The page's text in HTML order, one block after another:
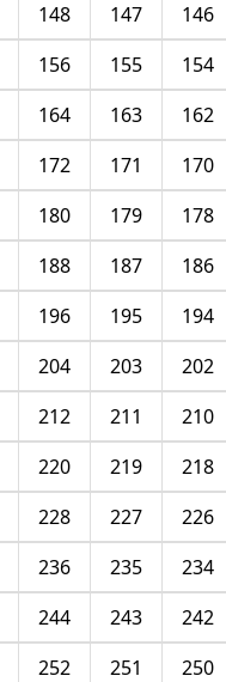
146
147
148
154
155
156
162
163
164
170
171
172
178
179
180
186
187
188
194
195
196
202
203
204
210
211
212
218
219
220
226
227
228
234
235
236
242
243
244
250
251
252